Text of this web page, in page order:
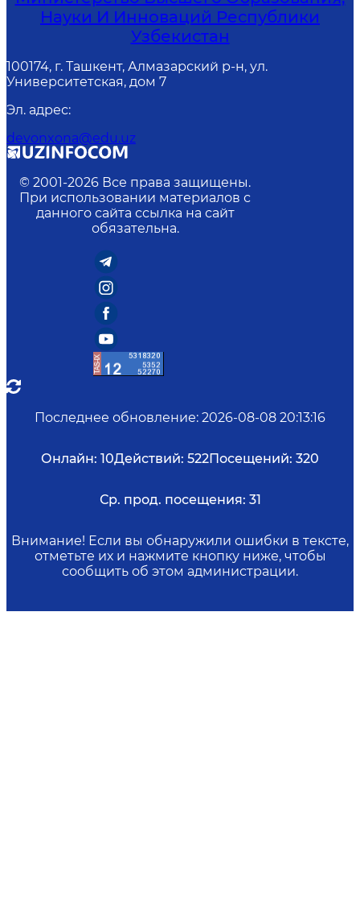
Науки И Инноваций Республики
Узбекистан
100174, г. Ташкент, Алмазарский р-н, ул.
Университетская, дом 7
Эл. адрес:
devonxona@edu.uz
© 2001-2026 Все права защищены.
При использовании материалов с
данного сайта ссылка на сайт
обязательна.
Последнее обновление: 2026-08-08 20:13:16
Онлайн: 10Действий: 522Посещений: 320
Ср. прод. посещения: 31
Внимание! Если вы обнаружили ошибки в тексте,
отметьте их и нажмите кнопку ниже, чтобы
сообщить об этом администрации.